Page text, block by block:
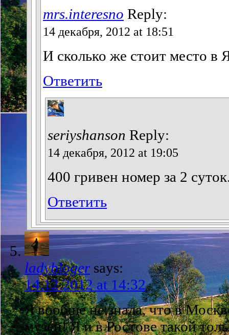
mrs.interesno Reply:
14 декабря, 2012 at 18:51
И сколько же стоит место в
Ответить
seriyshanson Reply:
14 декабря, 2012 at 19:05
400 гривен номер за 2
Ответить
ladybloger says:
14.12.2012 at 14:32
Я вообще не знала, что в
музеи! Я и в Ростове такой